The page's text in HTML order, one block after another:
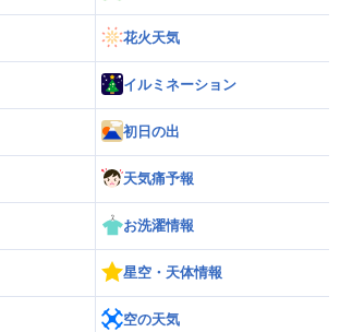
花火天気
イルミネーション
初日の出
天気痛予報
お洗濯情報
星空・天体情報
空の天気